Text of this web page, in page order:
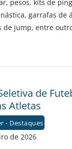
pesos, kits de
garrafas de
de jump, entre
de
Atletas
- Destaques
de 2026